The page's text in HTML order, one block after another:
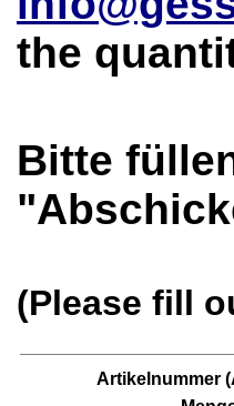
the
Bitte
(Please fill
Artikelnummer